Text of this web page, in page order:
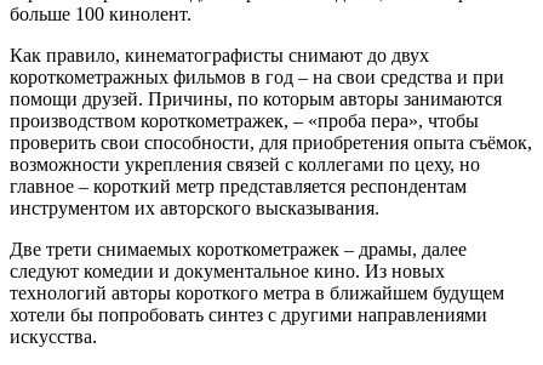
больше 100 кинолент.
Как правило, кинематографисты снимают до двух
короткометражных фильмов в год – на свои средства и при
помощи друзей. Причины, по которым авторы занимаются
производством короткометражек, – «проба пера», чтобы
проверить свои способности, для приобретения опыта съёмок,
возможности укрепления связей с коллегами по цеху, но
главное – короткий метр представляется респондентам
инструментом их авторского высказывания.
Две трети снимаемых короткометражек – драмы, далее
следуют комедии и документальное кино. Из новых
технологий авторы короткого метра в ближайшем будущем
хотели бы попробовать синтез с другими направлениями
искусства.